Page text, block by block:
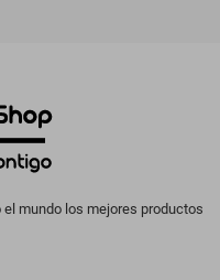
mundo los mejores productos